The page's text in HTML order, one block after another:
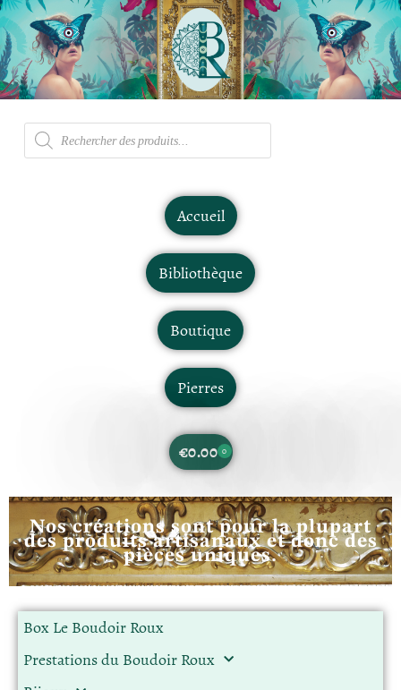
Accueil
Bibliothèque
Boutique
Pierres
€0.00 0
Nos créations sont pour la plupart
des produits artisanaux et donc des
pièces uniques.
Box Le Boudoir Roux
Prestations du Boudoir Roux